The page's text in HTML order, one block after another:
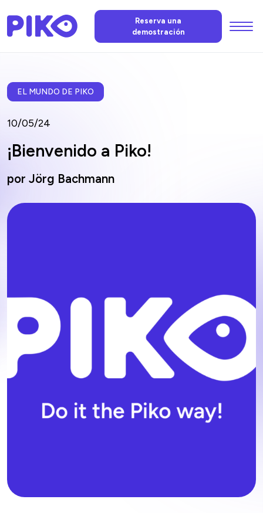
Reserva una
demostración
EL MUNDO DE PIKO
10/05/24
¡Bienvenido a Piko!
por Jörg Bachmann
La IA de PIKO
Noticias